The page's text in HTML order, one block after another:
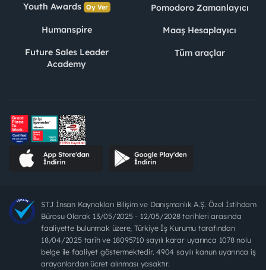
Youth Awards Oy Ver
Humanspire
Future Sales Leader
Academy
Pomodoro Zamanlayıcı
Maaş Hesaplayıcı
Tüm araçlar
STJ İnsan Kaynakları Bilişim ve Danışmanlık A.Ş. Özel İstihdam
Bürosu Olarak 13/05/2025 - 12/05/2028 tarihleri arasında
faaliyette bulunmak üzere, Türkiye İş Kurumu tarafından
18/04/2025 tarih ve 18095710 sayılı karar uyarınca 1078 nolu
belge ile faaliyet göstermektedir. 4904 sayılı kanun uyarınca iş
arayanlardan ücret alınması yasaktır.